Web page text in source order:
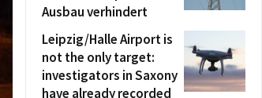
Ausbau verhindert
Leipzig/Halle Airport is
not the only target:
investigators in Saxony
have already recorded